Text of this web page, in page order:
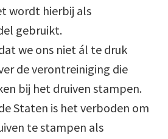
wordt hierbij als
gebruikt.
we ons niet ál te druk
de verontreiniging die
bij het druiven stampen.
Staten is het verboden om
te stampen als